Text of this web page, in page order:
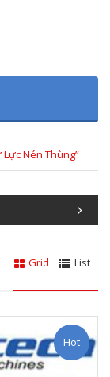
Nén Thùng”
Grid List
Hot